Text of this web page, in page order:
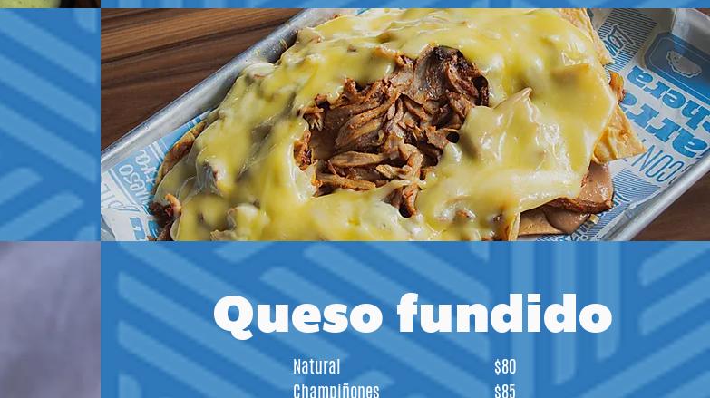
Queso fundido
Natural
Champiñones
$80
$85